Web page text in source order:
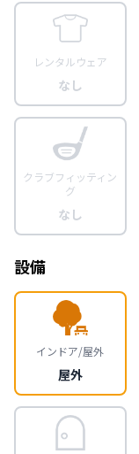
レンタルウェア
なし
クラブフィッティン
グ
なし
設備
インドア/屋外
屋外